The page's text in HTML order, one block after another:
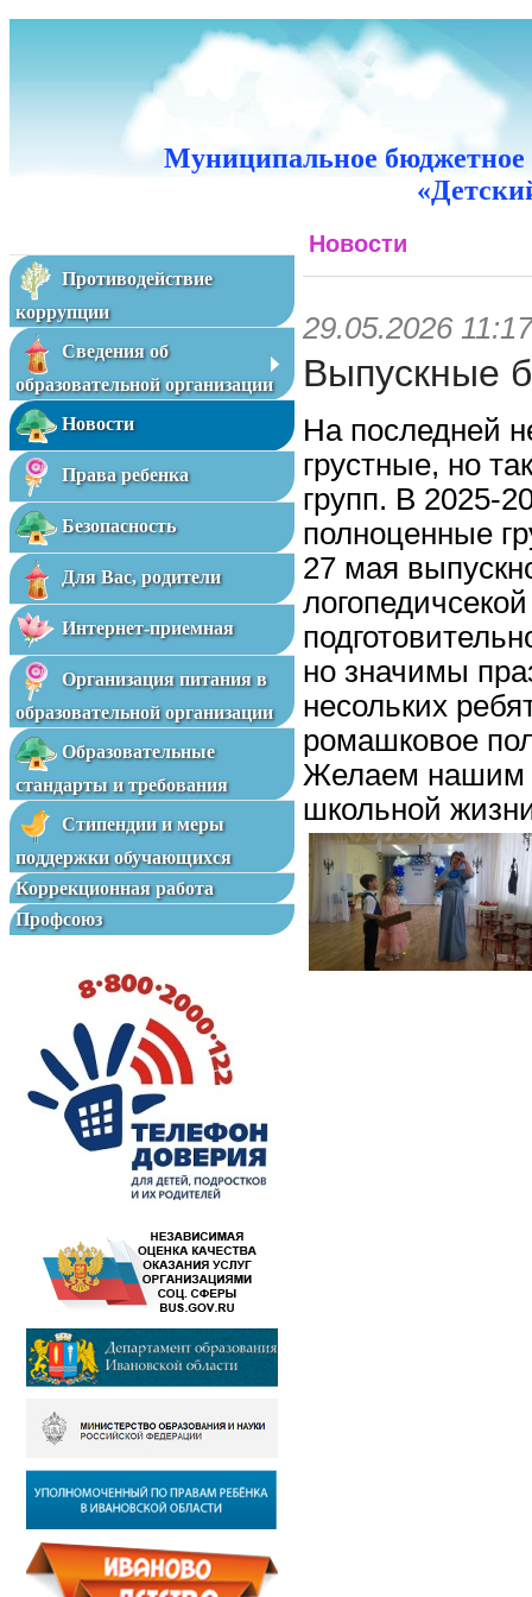
Муниципальное бюджетное
Противодействие
коррупции
Сведения об
образовательной организации
Новости
Права ребенка
Безопасность
Для Вас, родители
Интернет-приемная
Организация питания в
образовательной организации
Образовательные
стандарты и требования
Стипендии и меры
поддержки обучающихся
Коррекционная работа
Профсоюз
Новости
29.05.2026 11:17
Выпускные
На последней
грустные, но
групп. В 2025-
полноценные
27 мая
но значимы
несольких
ромашковое
Желаем нашим
школьной